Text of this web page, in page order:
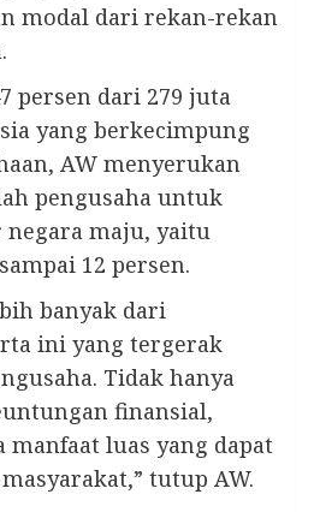
modal dari rekan-rekan
persen dari 279 juta
yang berkecimpung
AW menyerukan
pengusaha untuk
negara maju, yaitu
12 persen.
banyak dari
ini yang tergerak
Tidak hanya
finansial,
luas yang dapat
tutup AW.